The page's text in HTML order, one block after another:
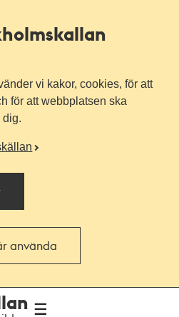
vi kakor, cookies, för att
för att webbplatsen ska
dig.
använda